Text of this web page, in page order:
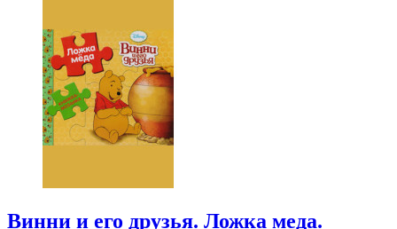
Винни и его друзья. Ложка меда.